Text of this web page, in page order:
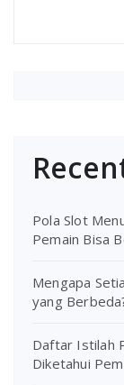
Pola Slot
Pemain Bisa
Mengapa
yang
Daftar Istilah
Diketahui